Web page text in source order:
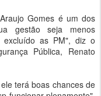
Gomes é um dos
gestão seja menos
as PM", diz o
Pública, Renato
terá boas chances de